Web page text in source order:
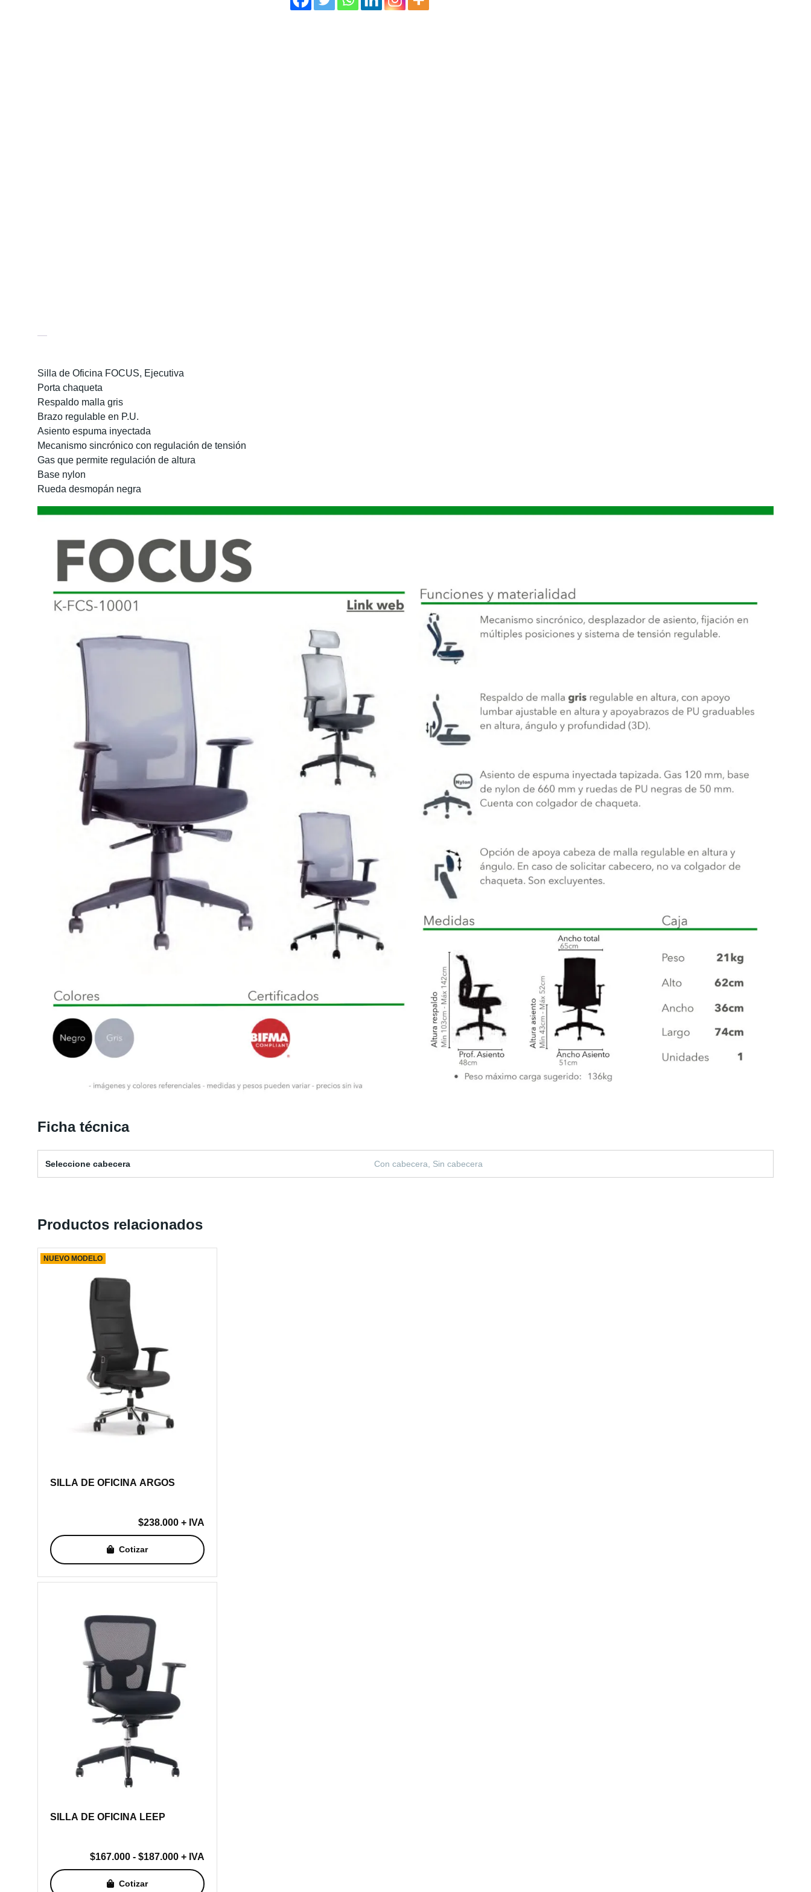
Silla de Oficina FOCUS, Ejecutiva
Porta chaqueta
Respaldo malla gris
Brazo regulable en P.U.
Asiento espuma inyectada
Mecanismo sincrónico con regulación de tensión
Gas que permite regulación de altura
Base nylon
Rueda desmopán negra
Ficha técnica
Seleccione cabecera Con cabecera, Sin cabecera
Productos relacionados
SILLA DE OFICINA ARGOS
$238.000+ IVA
NUEVO MODELO
Cotizar
SILLA DE OFICINA LEEP
$167.000 - $187.000Rango
de
precios:
+ IVA
Cotizar